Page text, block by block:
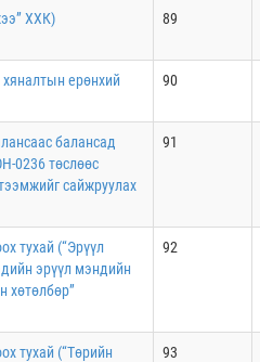
ХХК) 89
ерөнхий
90
балансад
0236 төслөөс
сайжруулах
91
тухай (“Эрүүл
эрүүл мэндийн
хөтөлбөр”
92
тухай (“Төрийн
93